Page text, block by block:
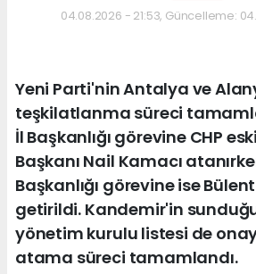
04.08.2026 - 21:53, Güncelleme:
Yeni Parti'nin Antalya ve
teşkilatlanma süreci
İl Başkanlığı görevine CHP
Başkanı Nail Kamacı
Başkanlığı görevine ise
getirildi. Kandemir'in
yönetim kurulu listesi de
atama süreci tamamlandı.